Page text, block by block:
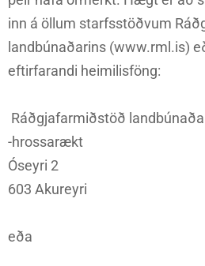
inn á öllum starfsstöðvum
landbúnaðarins (www.rml.is)
eftirfarandi heimilisföng:
Ráðgjafarmiðstöð
-hrossarækt
Óseyri 2
603 Akureyri
eða